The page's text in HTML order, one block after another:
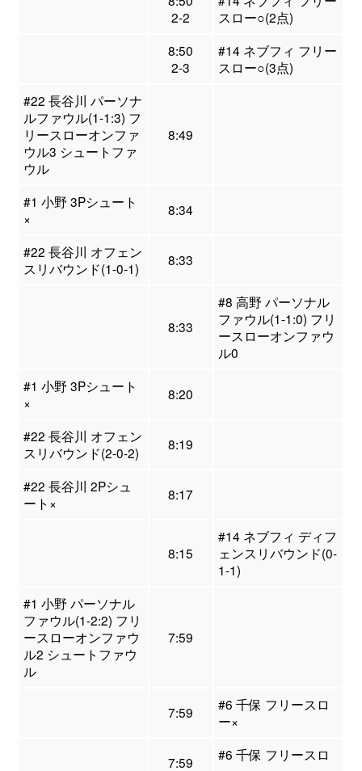
2-2
スロー○(2点)
8:50
2-3
#14 ネブフィ フリー
スロー○(3点)
#22 長谷川 パーソナ
ルファウル(1-1:3) フ
リースローオンファ
ウル3 シュートファ
ウル
8:49
#1 小野 3Pシュート
×
8:34
#22 長谷川 オフェン
スリバウンド(1-0-1)
8:33
8:33
#8 高野 パーソナル
ファウル(1-1:0) フリ
ースローオンファウ
ル0
#1 小野 3Pシュート
×
8:20
#22 長谷川 オフェン
スリバウンド(2-0-2)
8:19
#22 長谷川 2Pシュ
ート×
8:17
8:15
#14 ネブフィ ディフ
ェンスリバウンド(0-
1-1)
#1 小野 パーソナル
ファウル(1-2:2) フリ
ースローオンファウ
ル2 シュートファウ
ル
7:59
7:59
#6 千保 フリースロ
ー×
7:59
#6 千保 フリースロ